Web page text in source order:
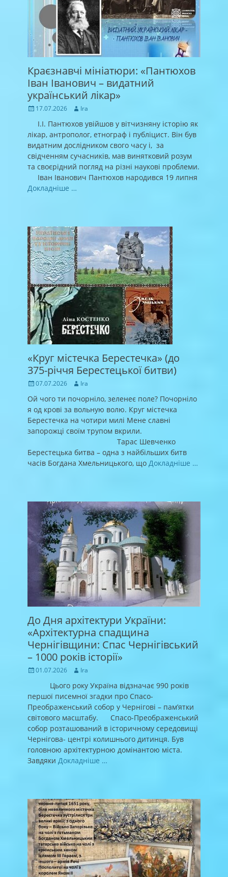
Краєзнавчі мініатюри: «Пантюхов
Іван Іванович – видатний
український лікар»
Posted
17.07.2026 Author
Ira
І.І. Пантюхов увійшов у вітчизняну історію як
лікар, антрополог, етнограф і публіцист. Він був
видатним дослідником свого часу і, за
свідченням сучасників, мав винятковий розум
та своєрідний погляд на різні наукові проблеми.
Іван Іванович Пантюхов народився 19 липня
Докладніше …
«Круг містечка Берестечка» (до
375-річчя Берестецької битви)
Posted
07.07.2026 Author
Ira
Ой чого ти почорніло, зеленеє поле? Почорніло
я од крові за вольную волю. Круг містечка
Берестечка на чотири милі Мене славні
запорожці своїм трупом вкрили.
Тарас Шевченко
Берестецька битва – одна з найбільших битв
часів Богдана Хмельницького, що Докладніше …
До Дня архітектури України:
«Архітектурна спадщина
Чернігівщини: Спас Чернігівський
– 1000 років історії»
Posted
01.07.2026 Author
Ira
Цього року Україна відзначає 990 років
першої писемної згадки про Спасо-
Преображенський собор у Чернігові – пам’ятки
світового масштабу. Спасо-Преображенський
собор розташований в історичному середовищі
Чернігова- центрі колишнього дитинця. Був
головною архітектурною домінантою міста.
Завдяки Докладніше …